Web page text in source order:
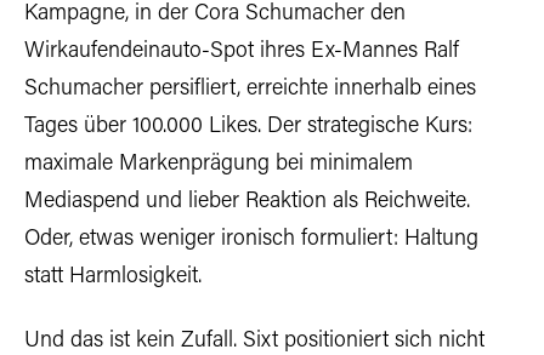
Kampagne, in der Cora Schumacher den
Wirkaufendeinauto-Spot ihres Ex-Mannes Ralf
Schumacher persifliert, erreichte innerhalb eines
Tages über 100.000 Likes. Der strategische Kurs:
maximale Markenprägung bei minimalem
Mediaspend und lieber Reaktion als Reichweite.
Oder, etwas weniger ironisch formuliert: Haltung
statt Harmlosigkeit.
Und das ist kein Zufall. Sixt positioniert sich nicht